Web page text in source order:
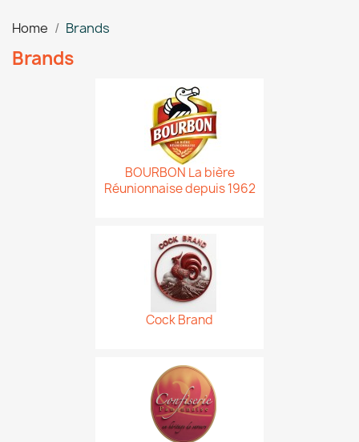
Home Brands
Brands
BOURBON La bière
Réunionnaise depuis 1962
Cock Brand